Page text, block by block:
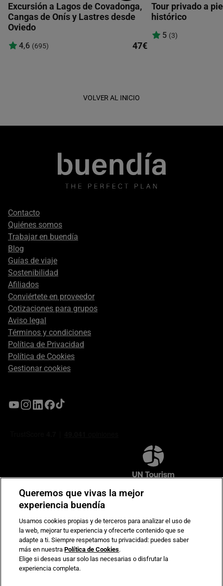
Excursión a Lagos de Covadonga,
Cangas de Onís y Lastres desde
Oviedo
4,6 (695) 47€
Tour privado a
histórico
5 (3)
VOLVER AL INICIO
Footer
secondary
Contacto
Quiénes somos
Trabajar en buendía
Blog
Guías de viaje
Sostenibilidad
Afiliados
Conviértete en proveedor
Cotizaciones para grupos
Aviso legal
Términos y condiciones
Política de Privacidad
Política de Cookies
Gestionar cookies
Compromiso de seguridad en pagos electrónicos
Queremos que vivas la mejor
experiencia buendía
Usamos cookies propias y de terceros para analizar el uso de
la web, mejorar tu experiencia y ofrecerte contenido que se
adapte a ti. Siempre respetamos tu privacidad: puedes saber
más en nuestraPolítica de Cookies.
Elige si deseas usar solo las necesarias o disfrutar la
experiencia completa.